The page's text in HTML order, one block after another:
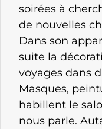
soirées à
de nouvelles
Dans son
suite la
voyages dans
Masques,
habillent le
nous parle.